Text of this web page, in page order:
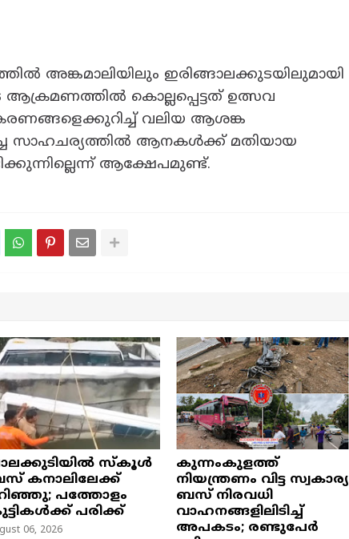
അങ്കമാലിയിലും ഇരിങ്ങാലക്കുടയിലുമായി
കൊല്ലപ്പെട്ടത് ഉത്സവ
വലിയ ആശങ്ക
സാഹചര്യത്തിൽ ആനകൾക്ക് മതിയായ
ആക്ഷേപമുണ്ട്.
സ്കൂൾ
കനാലിലേക്ക്
പത്തോളം
പരിക്ക്
06, 2026
കുന്നംകുളത്ത്
നിയന്ത്രണം വിട്ട സ്വകാര്യ
ബസ് നിരവധി
വാഹനങ്ങളിലിടിച്ച്
അപകടം; രണ്ടുപേർ